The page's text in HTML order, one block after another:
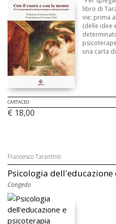
libro di
vie: prima
(delle idee
una carta
CARTACEO
€ 18,00
Francesco Tarantino
Psicologia dell'educazione
Congedo